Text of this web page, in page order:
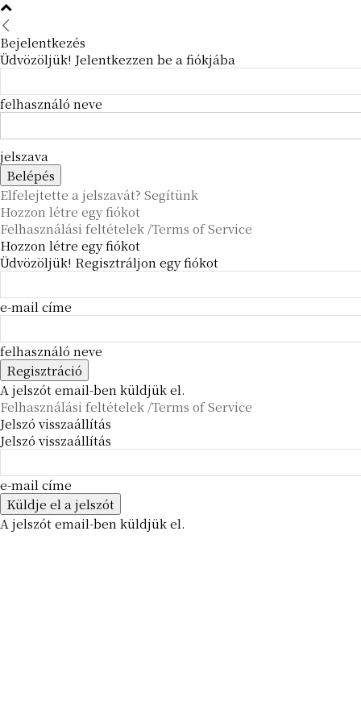
Bejelentkezés
Üdvözöljük! Jelentkezzen be a fiókjába
felhasználó neve
jelszava
Elfelejtette a jelszavát? Segítünk
Hozzon létre egy fiókot
Felhasználási feltételek /Terms of Service
Hozzon létre egy fiókot
Üdvözöljük! Regisztráljon egy fiókot
e-mail címe
felhasználó neve
A jelszót email-ben küldjük el.
Felhasználási feltételek /Terms of Service
Jelszó visszaállítás
Jelszó visszaállítás
e-mail címe
A jelszót email-ben küldjük el.